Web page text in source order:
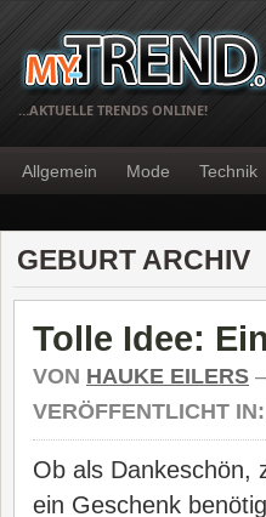
…AKTUELLE TRENDS ONLINE!
Allgemein Mode Technik
GEBURT ARCHIV
Tolle Idee:
VON HAUKE EILERS –
VERÖFFENTLICHT IN:
Ob als Dankeschön,
ein Geschenk